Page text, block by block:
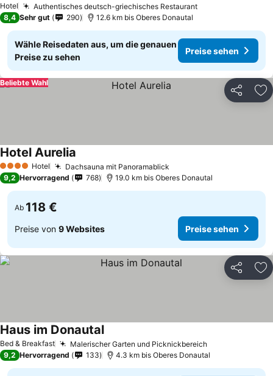
Hotel Authentisches deutsch-griechisches Restaurant
8,4 Sehr gut 290 12.6 km bis Oberes Donautal
Wähle Reisedaten aus, um die genauen
Preise zu sehen
Preise sehen
Teilen
Beliebte Wahl
4 Sterne Hotel Dachsauna mit Panoramablick
Hotel Aurelia
9,2 Hervorragend 768 19.0 km bis Oberes Donautal
Ab 118 €
Preise von 9 Websites Preise sehen
Teilen
Bed & Breakfast Malerischer Garten und Picknickbereich
Haus im Donautal
9,2 Hervorragend 133 4.3 km bis Oberes Donautal